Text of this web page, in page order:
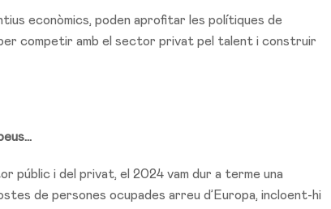
econòmics, poden aprofitar les polítiques de
competir amb el sector privat pel talent i construir
públic i del privat, el 2024 vam dur a terme una
de persones ocupades arreu d’Europa, incloent-hi